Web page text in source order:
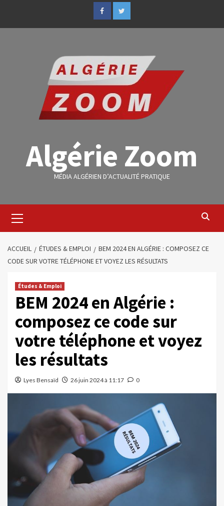
Algérie Zoom
MÉDIA ALGÉRIEN D’ACTUALITÉ PRATIQUE
ACCUEIL ÉTUDES & EMPLOI
BEM 2024 EN ALGÉRIE : COMPOSEZ CE
CODE SUR VOTRE TÉLÉPHONE ET VOYEZ LES RÉSULTATS
Études & Emploi
BEM 2024 en Algérie :
composez ce code sur
votre téléphone et voyez
les résultats
Lyes Bensaïd 26 juin 2024 à 11:17 0